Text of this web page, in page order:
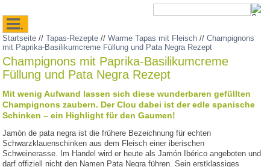
.
Startseite //Tapas-Rezepte //Warme Tapas mit Fleisch //Champignons
mit Paprika-Basilikumcreme Füllung und Pata Negra Rezept
Champignons mit Paprika-Basilikumcreme
Füllung und Pata Negra Rezept
Mit wenig Aufwand lassen sich diese wunderbaren gefüllten
Champignons zaubern. Der Clou dabei ist der edle spanische
Schinken – ein Highlight für den Gaumen!
Jamón de pata negra ist die frühere Bezeichnung für echten
Schwarzklauenschinken aus dem Fleisch einer iberischen
Schweinerasse. Im Handel wird er heute als Jamón Ibérico angeboten und
darf offiziell nicht den Namen Pata Negra führen. Sein erstklassiges